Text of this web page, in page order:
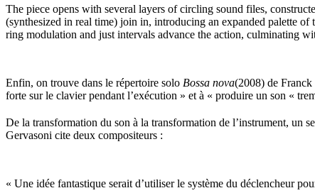
The piece opens with several layers of circling sound files,
(synthesized in real time) join in, introducing an expanded palette
ring modulation and just intervals advance the action, culminating
Enfin, on trouve dans le répertoire solo Bossa nova(2008) de Franck
forte sur le clavier pendant l’exécution » et à « produire un son «
De la transformation du son à la transformation de l’instrument, un
Gervasoni cite deux compositeurs :
« Une idée fantastique serait d’utiliser le système du déclencheur